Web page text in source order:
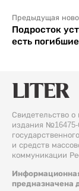
Предыдущая
Подросток
есть
Свидетельство о
издания
и средств
коммуникации
предназначена